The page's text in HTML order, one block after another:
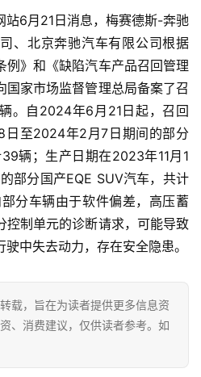
站6月21日消息，梅赛德斯-奔驰
、北京奔驰汽车有限公司根据
例》和《缺陷汽车产品召回管理
国家市场监督管理总局备案了召
。自2024年6月21日起，召回
日至2024年2月7日期间的部分
辆；生产日期在2023年11月1
部分国产EQE SUV汽车，共计
分车辆由于软件偏差，高压蓄
控制单元的诊断请求，可能导致
中失去动力，存在安全隐患。
载，旨在为读者提供更多信息资
、消费建议，仅供读者参考。如